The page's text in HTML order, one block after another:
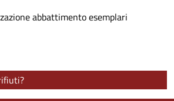
abbattimento esemplari